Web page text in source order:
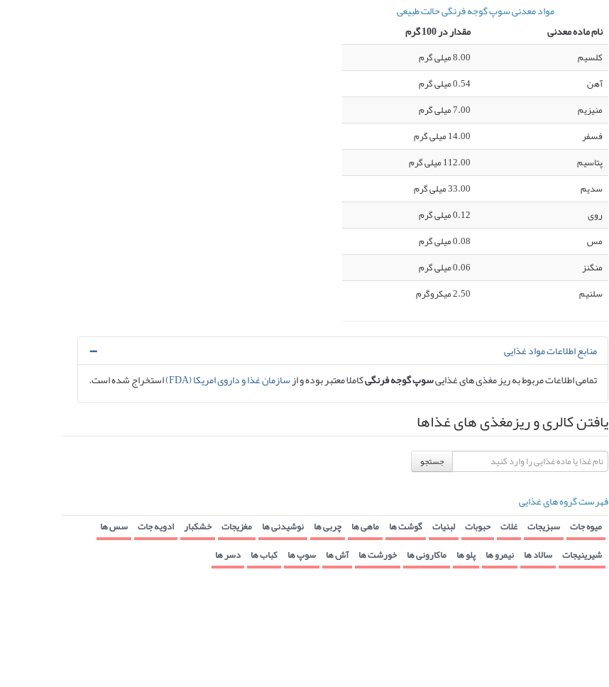
مواد معدنی سوپ گوجه فرنگی حالت طبیعی
نام ماده معدنی
مقدار در 100 گرم
کلسیم
8.00 میلی گرم
آهن
0.54 میلی گرم
منیزیم
7.00 میلی گرم
فسفر
14.00 میلی گرم
پتاسیم
112.00 میلی گرم
سدیم
33.00 میلی گرم
روی
0.12 میلی گرم
مس
0.08 میلی گرم
منگنز
0.06 میلی گرم
سلنیم
2.50 میکروگرم
منابع اطلاعات مواد غذایی
تمامی اطلاعات مربوط به ریز مغذی های غذاییسوپ گوجه فرنگیکاملا معتبر بوده و ازسازمان غذا و داروی امریکا (FDA) استخراج شده است.
یافتن کالری و ریزمغذی های غذاها
جستجو
فهرست گروه های غذایی
میوه جات سبزیجات غلات حبوبات لبنیات گوشت ها ماهی ها چربی ها نوشیدنی ها مغزیجات خشکبار ادویه جات سس ها
شیرینیجات سالاد ها نیمرو ها پلو ها ماکارونی ها خورشت ها آش ها سوپ ها کباب ها دسر ها